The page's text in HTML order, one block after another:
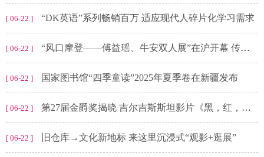
[ 06-22 ] “DK英语”系列畅销百万 适应现代人碎片化学习需求
[ 06-22 ] “风口摩登——傅益瑶、牛安双人展”在沪开幕 传统扇面邂逅当代艺术
[ 06-22 ] 国家图书馆“四季童读”2025年夏季卷在新疆发布
[ 06-22 ] 第27届金爵奖揭晓 吉尔吉斯斯坦影片《黑，红，黄》斩获最佳影片
[ 06-22 ] 旧仓库→文化新地标 来这里沉浸式“观影+逛展”